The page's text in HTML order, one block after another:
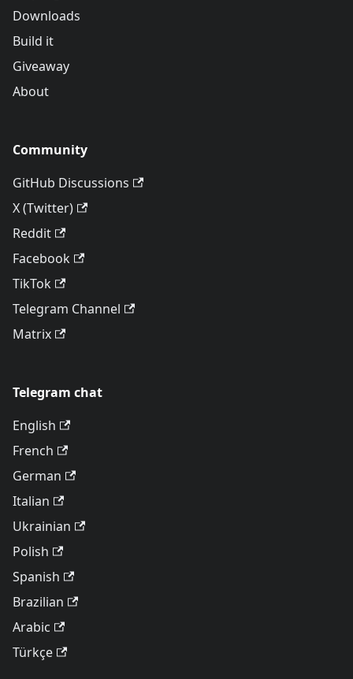
Downloads
Build it
Giveaway
About
Community
GitHub Discussions
X (Twitter)
Reddit
Facebook
TikTok
Telegram Channel
Matrix
Telegram chat
English
French
German
Italian
Ukrainian
Polish
Spanish
Brazilian
Arabic
Türkçe